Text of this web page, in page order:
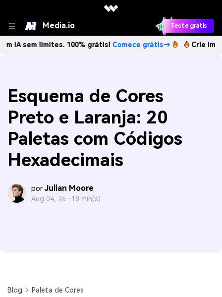
Media.io Teste grátis
limites. 100% grátis!Comece grátis→ Crie imagens
Esquema de Cores
Preto e Laranja: 20
Paletas com Códigos
Hexadecimais
por Julian Moore
Aug 04, 26 · 18 min(s)
Blog
Paleta de Cores